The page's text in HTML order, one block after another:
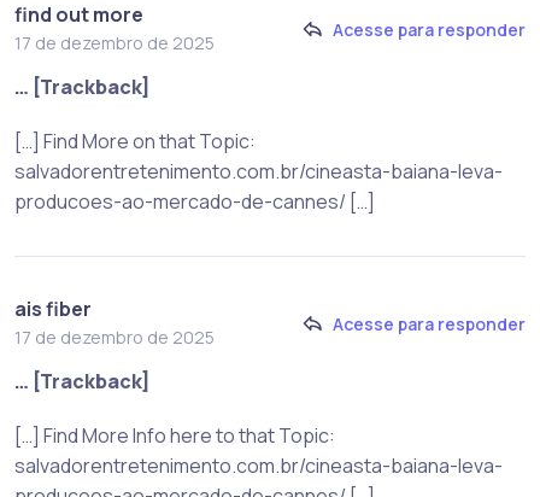
find out more
17 de dezembro de 2025
Acesse para responder
… [Trackback]
[…] Find More on that Topic:
salvadorentretenimento.com.br/cineasta-baiana-leva-
producoes-ao-mercado-de-cannes/ […]
ais fiber
17 de dezembro de 2025
Acesse para responder
… [Trackback]
[…] Find More Info here to that Topic:
salvadorentretenimento.com.br/cineasta-baiana-leva-